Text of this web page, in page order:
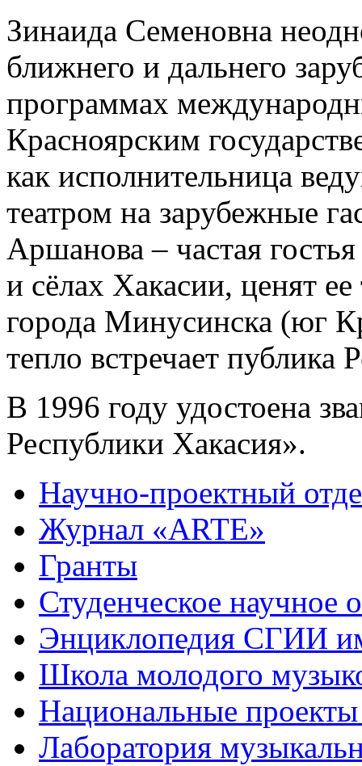
Зинаида Семеновна
ближнего и дальнего
программах
Красноярским
как исполнительница
театром на зарубежные
Аршанова – частая
и сёлах Хакасии, ценят
города Минусинска (юг
тепло встречает публика
В 1996 году удостоена
Республики Хакасия».
Научно-проектный
Журнал «ARTE»
Гранты
Студенческое научное
Энциклопедия СГИИ
Школа молодого
Национальные
Лаборатория